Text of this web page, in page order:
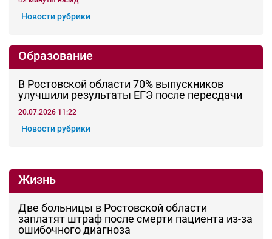
Кишечную палочку нашли в салате
популярного гипермаркета в Ростове
Дежурная часть
В Белой Калитве силовики накрыли
нарколабораторию
вчера, 12:13
В Ростове задержали подозреваемого в
вчера, 11:55